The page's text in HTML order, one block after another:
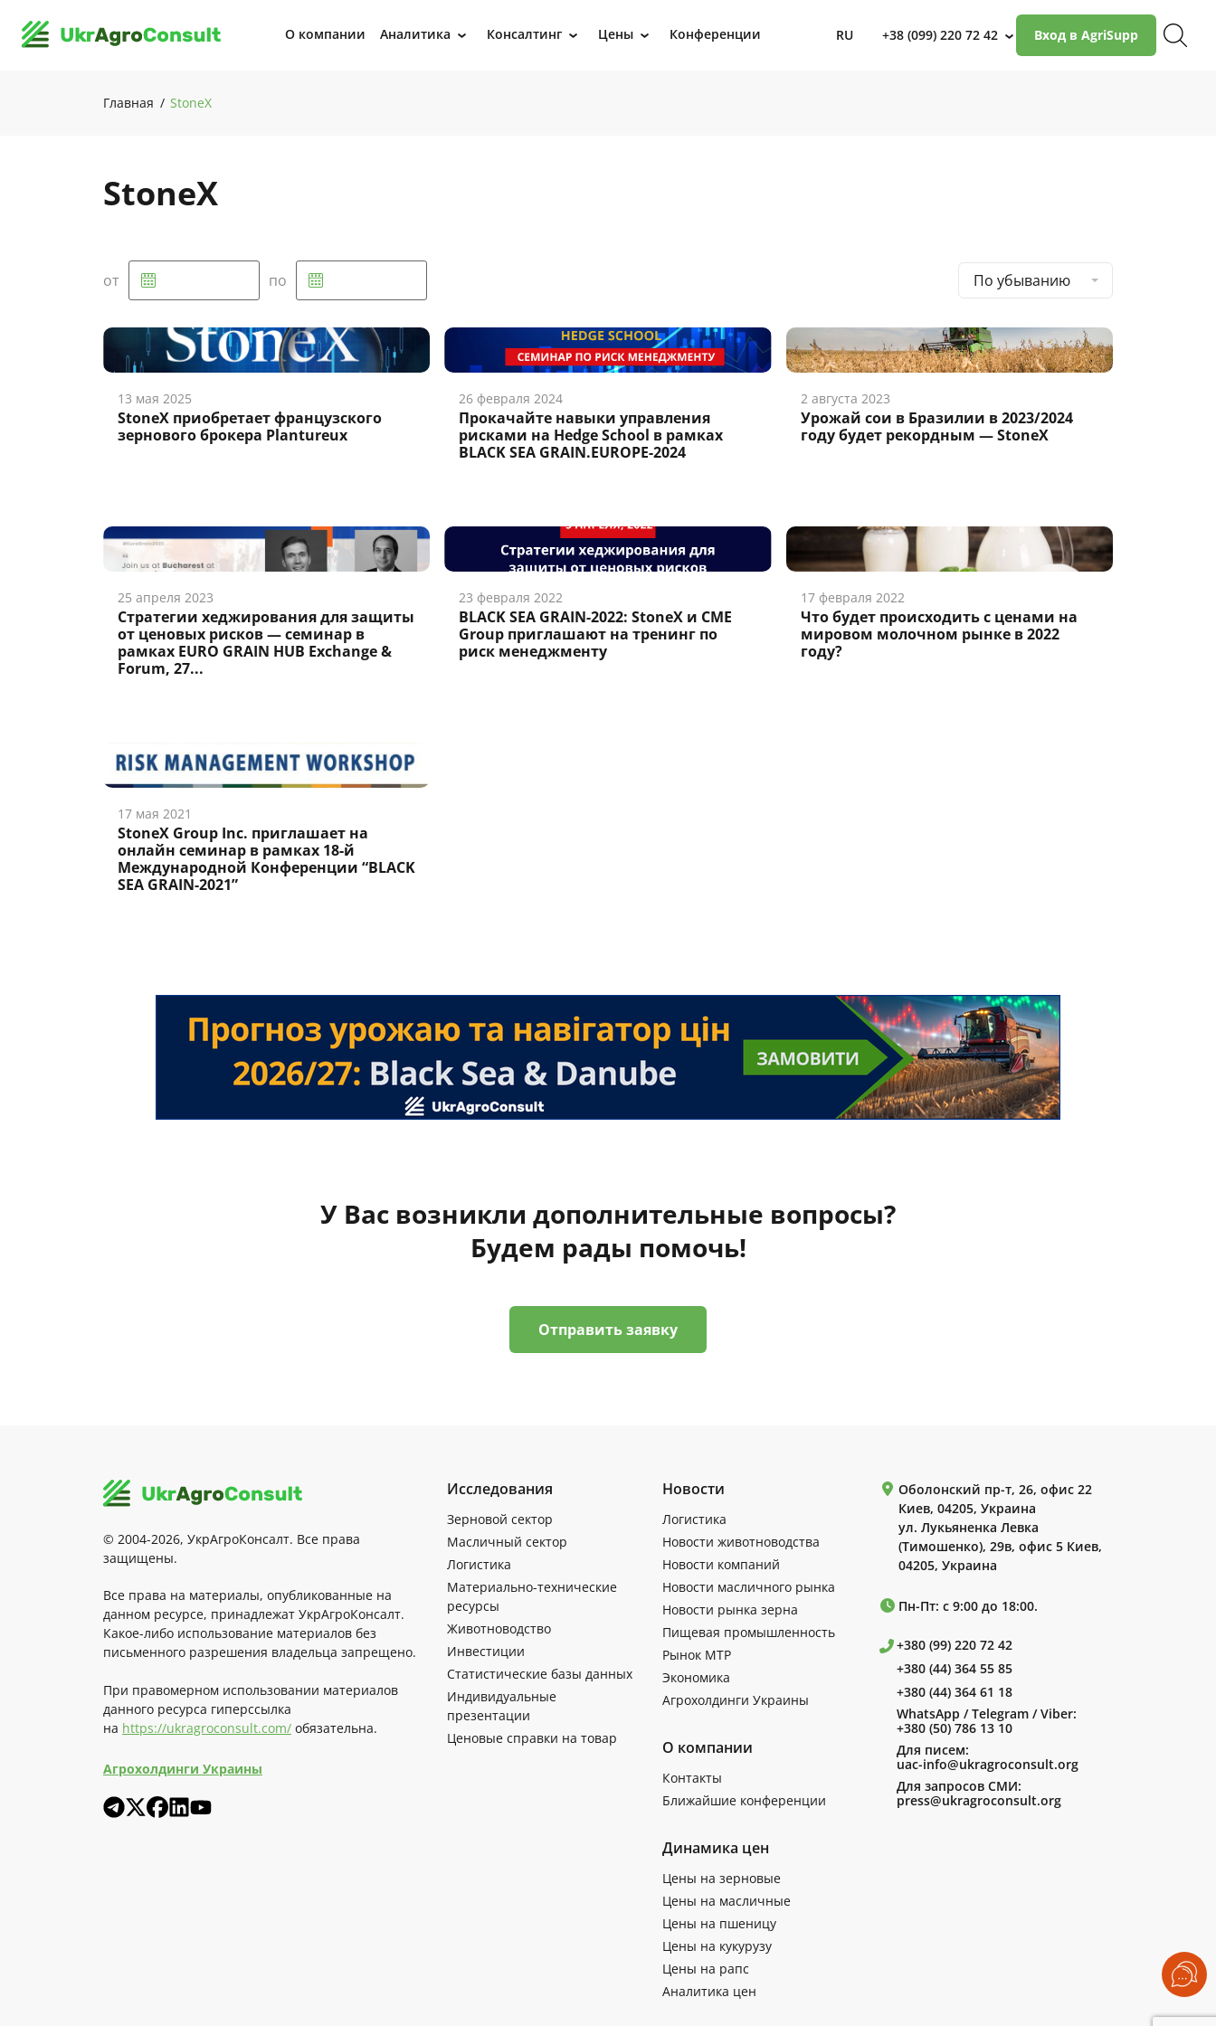
О компании Аналитика › Консалтинг › Цены › Конференции RU +38 (099) 220 72 42 › Вход в AgriSupp
Главная StoneX
StoneX
от по По убыванию
13 мая 2025
StoneX приобретает французского
зернового брокера Plantureux
26 февраля 2024
Прокачайте навыки управления
рисками на Hedge School в рамках
BLACK SEA GRAIN.EUROPE-2024
2 августа 2023
Урожай сои в Бразилии в 2023/2024
году будет рекордным — StoneX
25 апреля 2023
Стратегии хеджирования для защиты
от ценовых рисков — семинар в
рамках EURO GRAIN HUB Exchange &
Forum, 27...
23 февраля 2022
BLACK SEA GRAIN-2022: StoneX и CME
Group приглашают на тренинг по
риск менеджменту
17 февраля 2022
Что будет происходить с ценами на
мировом молочном рынке в 2022
году?
17 мая 2021
StoneX Group Inc. приглашает на
онлайн семинар в рамках 18-й
Международной Конференции “BLACK
SEA GRAIN-2021”
У Вас возникли дополнительные вопросы?
Будем рады помочь!
Отправить заявку
© 2004-2026, УкрАгроКонсалт. Все права
защищены.
Все права на материалы, опубликованные на
данном ресурсе, принадлежат УкрАгроКонсалт.
Какое-либо использование материалов без
письменного разрешения владельца запрещено.
При правомерном использовании материалов
данного ресурса гиперссылка
на https://ukragroconsult.com/ обязательна.
Агрохолдинги Украины
Исследования
Зерновой сектор
Масличный сектор
Логистика
Материально-технические
ресурсы
Животноводство
Инвестиции
Статистические базы данных
Индивидуальные
презентации
Ценовые справки на товар
Новости
Логистика
Новости животноводства
Новости компаний
Новости масличного рынка
Новости рынка зерна
Пищевая промышленность
Рынок МТР
Экономика
Агрохолдинги Украины
О компании
Контакты
Ближайшие конференции
Динамика цен
Цены на зерновые
Цены на масличные
Цены на пшеницу
Цены на кукурузу
Цены на рапс
Аналитика цен
Оболонский пр-т, 26, офис 22
Киев, 04205, Украина
ул. Лукьяненка Левка
(Тимошенко), 29в, офис 5 Киев,
04205, Украина
Пн-Пт: с 9:00 до 18:00.
+380 (99) 220 72 42
+380 (44) 364 55 85
+380 (44) 364 61 18
WhatsApp / Telegram / Viber:
+380 (50) 786 13 10
Для писем:
uac-info@ukragroconsult.org
Для запросов СМИ:
press@ukragroconsult.org